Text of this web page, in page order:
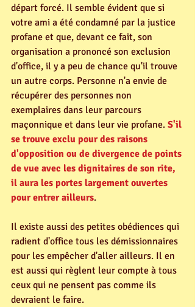
départ forcé. Il semble évident que si
votre ami a été condamné par la justice
profane et que, devant ce fait, son
organisation a prononcé son exclusion
d'office, il y a peu de chance qu'il trouve
un autre corps. Personne n'a envie de
récupérer des personnes non
exemplaires dans leur parcours
maçonnique et dans leur vie profane. S'il
se trouve exclu pour des raisons
d'opposition ou de divergence de points
de vue avec les dignitaires de son rite,
il aura les portes largement ouvertes
pour entrer ailleurs.
Il existe aussi des petites obédiences qui
radient d'office tous les démissionnaires
pour les empêcher d'aller ailleurs. Il en
est aussi qui règlent leur compte à tous
ceux qui ne pensent pas comme ils
devraient le faire.